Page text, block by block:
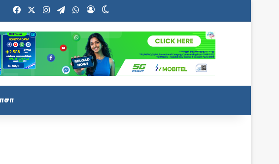
FacebookInstagramTelegramWhatsApp
Log In